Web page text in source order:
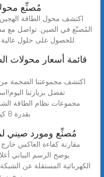
مُصنِّع
للحصول على حلول عالية الجودة مُصمّمة خصيصًا لتلبية احتياجاتك.
اكتشف مجموعتنا الضخمة
بقدرة 8 كيلو وات في أوغنداتاريخ:سبتمبر 2021نوع
مُصنِّع ومورد صيني لمحول
يوضح الرسم البياني